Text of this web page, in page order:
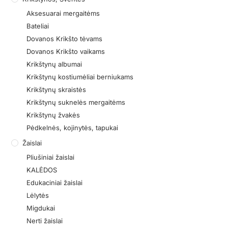
Aksesuarai mergaitėms
Bateliai
Dovanos Krikšto tėvams
Dovanos Krikšto vaikams
Krikštynų albumai
Krikštynų kostiumėliai berniukams
Krikštynų skraistės
Krikštynų suknelės mergaitėms
Krikštynų žvakės
Pėdkelnės, kojinytės, tapukai
Žaislai
Pliušiniai žaislai
KALĖDOS
Edukaciniai žaislai
Lėlytės
Migdukai
Nerti žaislai